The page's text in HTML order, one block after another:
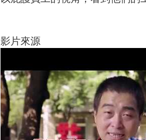
影片來源